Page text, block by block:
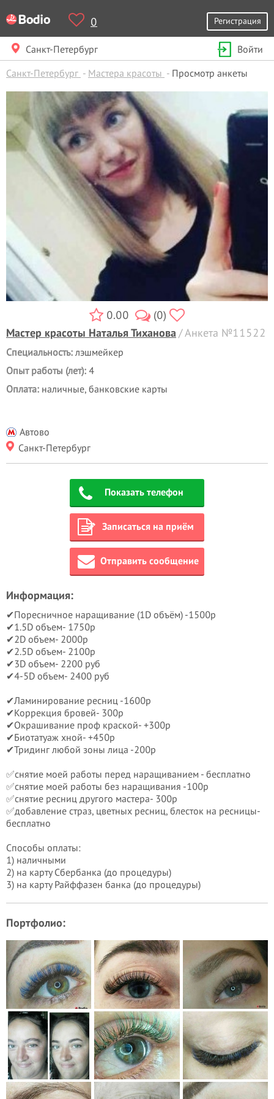
0 Регистрация
Санкт-Петербург
Войти
Санкт-Петербург
Мастера красоты Просмотр анкеты
0.00 (0)
Мастер красоты Наталья Тиханова / Анкета №11522
Специальность: лэшмейкер
Опыт работы (лет): 4
Оплата: наличные, банковские карты
Автово
Санкт-Петербург
Показать телефон
Записаться на приём
Отправить сообщение
Информация:
✔Поресничное наращивание (1D объём) -1500р
✔1.5D объем- 1750р
✔2D объем- 2000р
✔2.5D объем- 2100р
✔3D объем- 2200 руб
✔4-5D объем- 2400 руб
✔Ламинирование ресниц -1600р
✔Коррекция бровей- 300р
✔Окрашивание проф краской- +300р
✔Биотатуаж хной- +450р
✔Тридинг любой зоны лица -200р
✅снятие моей работы перед наращиванием - бесплатно
✅снятие моей работы без наращивания -100р
✅снятие ресниц другого мастера- 300р
✅добавление страз, цветных ресниц, блесток на ресницы-
бесплатно
Способы оплаты:
1) наличными
2) на карту Сбербанка (до процедуры)
3) на карту Райффазен банка (до процедуры)
Портфолио: